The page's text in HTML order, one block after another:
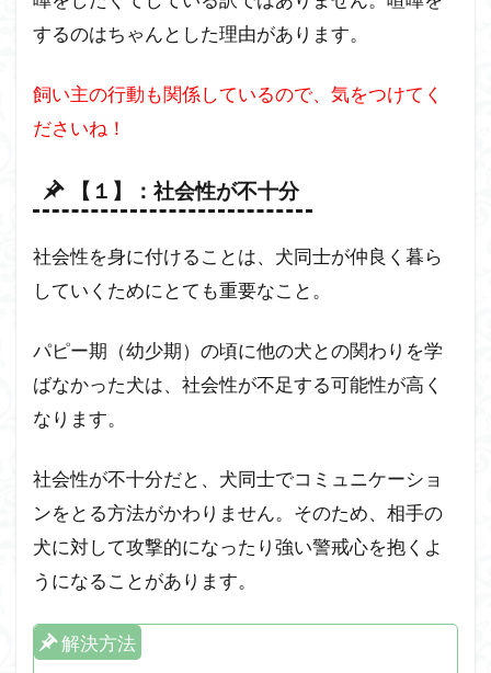
するのはちゃんとした理由があります。
飼い主の行動も関係しているので、気をつけてく
ださいね！
【１】：社会性が不十分
社会性を身に付けることは、犬同士が仲良く暮ら
していくためにとても重要なこと。
パピー期（幼少期）の頃に他の犬との関わりを学
ばなかった犬は、社会性が不足する可能性が高く
なります。
社会性が不十分だと、犬同士でコミュニケーショ
ンをとる方法がかわりません。そのため、相手の
犬に対して攻撃的になったり強い警戒心を抱くよ
うになることがあります。
解決方法